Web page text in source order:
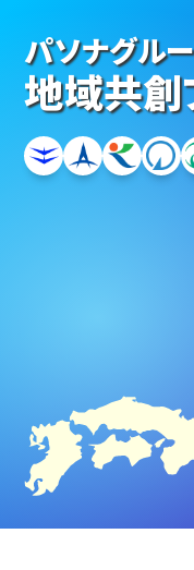
パソナグル
地域共創